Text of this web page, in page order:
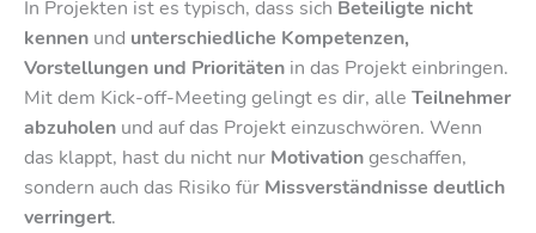
In Projekten ist es typisch, dass sich Beteiligte nicht
kennen und unterschiedliche Kompetenzen,
Vorstellungen und Prioritäten in das Projekt einbringen.
Mit dem Kick-off-Meeting gelingt es dir, alle Teilnehmer
abzuholen und auf das Projekt einzuschwören. Wenn
das klappt, hast du nicht nur Motivationgeschaffen,
sondern auch das Risiko für Missverständnisse deutlich
verringert.